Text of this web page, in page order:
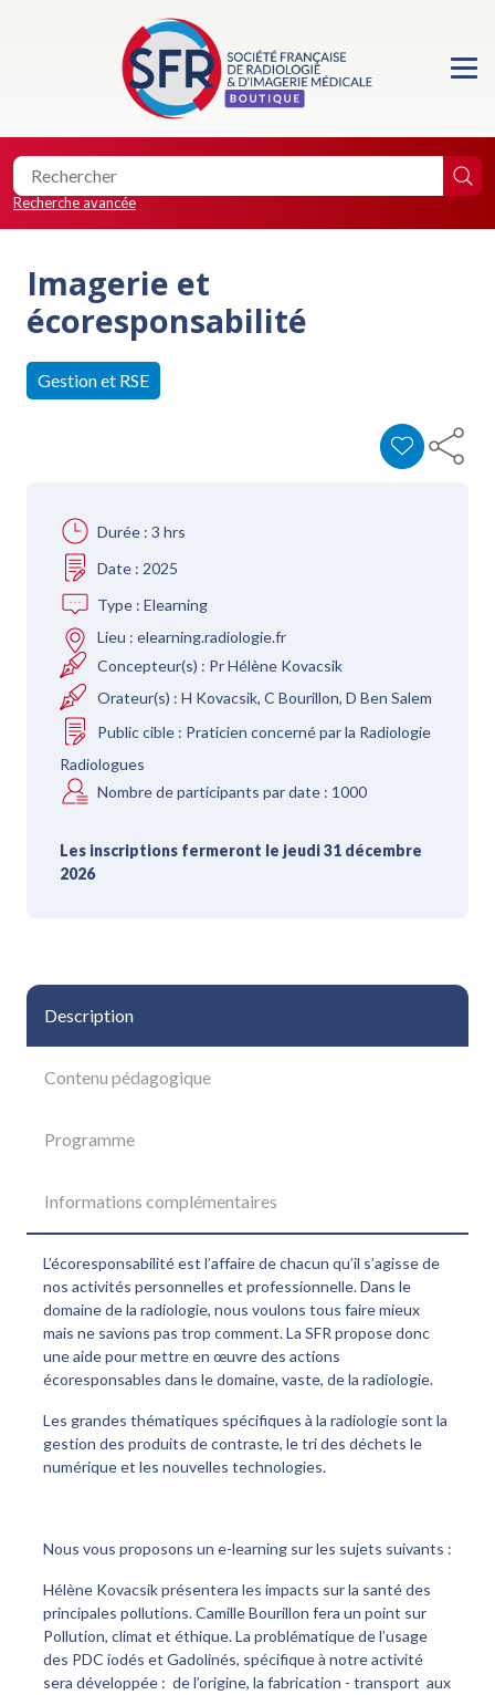
Accueil
Formations
Location de salle
Recherche avancée
Imagerie et
écoresponsabilité
Gestion et RSE
Durée : 3 hrs
Date : 2025
Type : Elearning
Lieu : elearning.radiologie.fr
Concepteur(s) : Pr Hélène Kovacsik
Orateur(s) : H Kovacsik, C Bourillon, D Ben Salem
Public cible : Praticien concerné par la Radiologie
Radiologues
Nombre de participants par date : 1000
Les inscriptions fermeront le jeudi 31 décembre
2026
Description
Contenu pédagogique
Programme
Informations complémentaires
L’écoresponsabilité est l’affaire de chacun qu’il s’agisse de
nos activités personnelles et professionnelle. Dans le
domaine de la radiologie, nous voulons tous faire mieux
mais ne savions pas trop comment. La SFR propose donc
une aide pour mettre en œuvre des actions
écoresponsables dans le domaine, vaste, de la radiologie.
Les grandes thématiques spécifiques à la radiologie sont la
gestion des produits de contraste, le tri des déchets le
numérique et les nouvelles technologies.
Nous vous proposons un e-learning sur les sujets suivants :
Hélène Kovacsik présentera les impacts sur la santé des
principales pollutions. Camille Bourillon fera un point sur
Pollution, climat et éthique. La problématique de l’usage
des PDC iodés et Gadolinés, spécifique à notre activité
sera développée : de l’origine, la fabrication - transport aux